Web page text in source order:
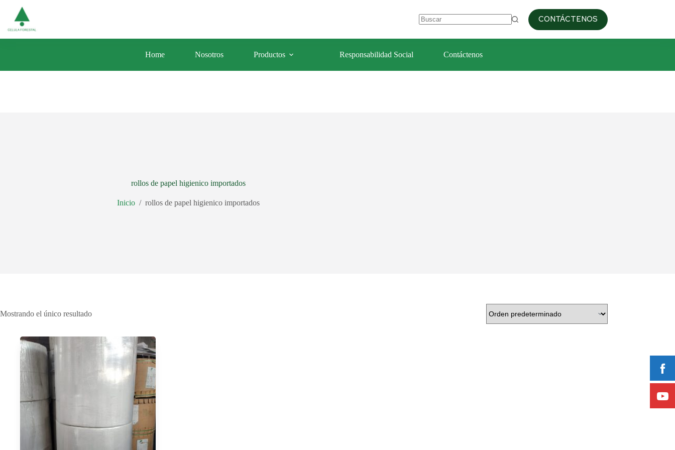
contenido
celulaforestal@celulaforestal.com 09:00am / 6:00pm
+51 993 687 103
resultados
CONTÁCTENOS
Home Nosotros Productos Responsabilidad Social Contáctenos
rollos de papel higienico importados
Inicio / rollos de papel higienico importados
Mostrando el único resultado